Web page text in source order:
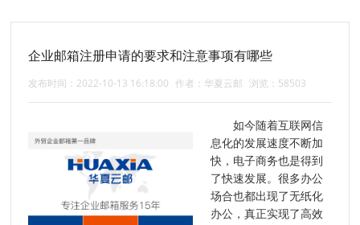
企业邮箱注册申请的要求和注意事项有哪些
发布时间：2022-10-13 16:18:00 作者：华夏云邮 浏览：58503
如今随着互联网信
息化的发展速度不断加
快，电子商务也是得到
了快速发展。很多办公
场合也都出现了无纸化
办公，真正实现了高效